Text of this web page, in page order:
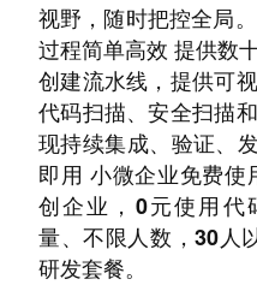
视野，随时把控全局
过程简单高效 提供数
创建流水线，提供可
代码扫描、安全扫描
现持续集成、验证、
即用 小微企业免费
创企业，0元使用代
量、不限人数，30人
研发套餐。